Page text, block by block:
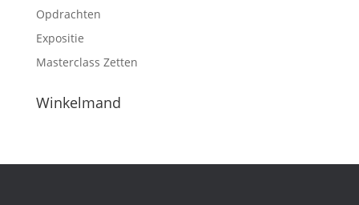
Opdrachten
Expositie
Masterclass Zetten
Winkelmand